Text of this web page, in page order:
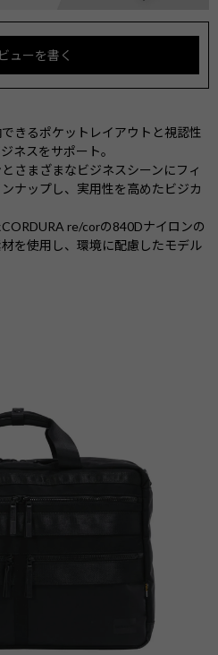
ューを書く
きるポケットレイアウトと視認性
ネスをサポート。
さまざまなビジネスシーンにフィ
ナップし、実用性を高めたビジカ
re/corの840Dナイロンの
を使用し、環境に配慮したモデル